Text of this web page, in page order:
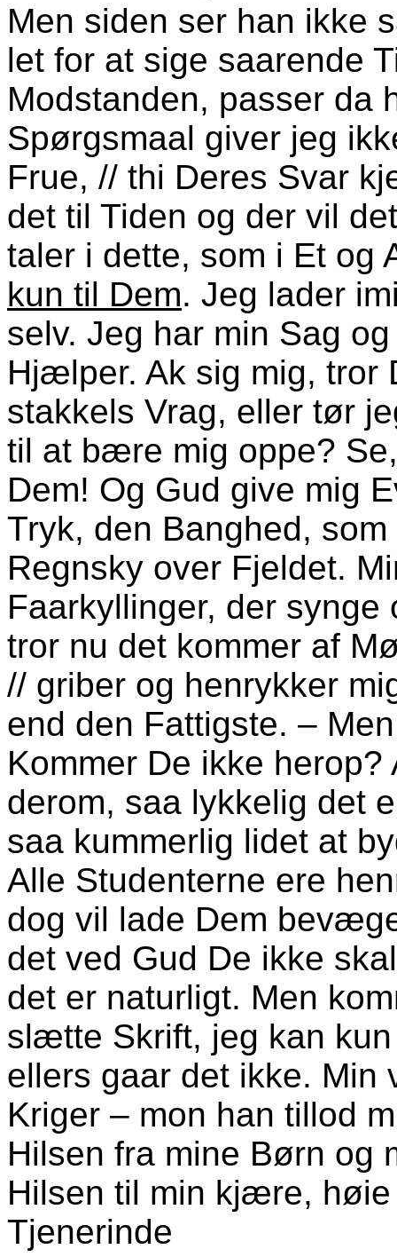
Men siden ser han ikke
let for at sige saarende
Modstanden, passer da
Spørgsmaal giver jeg
Frue, // thi Deres Svar
det til Tiden og der vil
taler i dette, som i Et og
kun til Dem. Jeg lader
selv. Jeg har min Sag
Hjælper. Ak sig mig, tror
stakkels Vrag, eller tør
til at bære mig oppe?
Dem! Og Gud give mig
Tryk, den Banghed,
Regnsky over Fjeldet.
Faarkyllinger, der
tror nu det kommer af
// griber og henrykker
end den Fattigste. –
Kommer De ikke
derom, saa lykkelig det
saa kummerlig lidet at
Alle Studenterne ere
dog vil lade Dem
det ved Gud De ikke
det er naturligt. Men
slætte Skrift, jeg kan
ellers gaar det ikke. Min
Kriger – mon han tillod
Hilsen fra mine Børn og
Hilsen til min kjære,
Tjenerinde